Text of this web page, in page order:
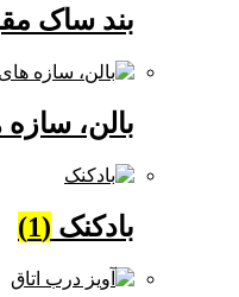
بند ساک مقوایی
بالن، سازه های بادی